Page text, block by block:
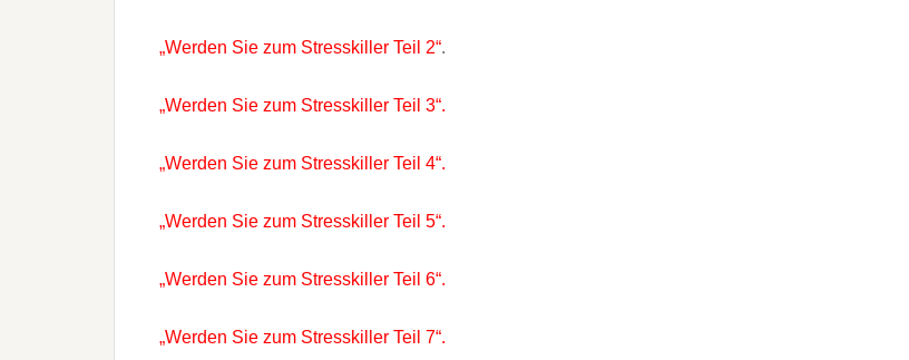
„Werden Sie zum Stresskiller Teil 2“.
„Werden Sie zum Stresskiller Teil 3“.
„Werden Sie zum Stresskiller Teil 4“.
„Werden Sie zum Stresskiller Teil 5“.
„Werden Sie zum Stresskiller Teil 6“.
„Werden Sie zum Stresskiller Teil 7“.